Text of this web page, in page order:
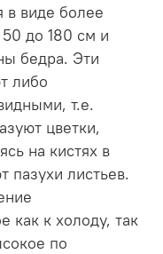
в виде более
до 180 см и
бедра. Эти
либо
т.е.
цветки,
на кистях в
пазухи листьев.
как к холоду, так
по